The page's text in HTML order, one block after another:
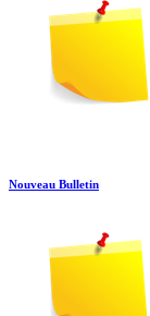
Nouveau Bulletin